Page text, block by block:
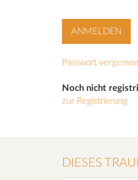
Passwort
Noch nicht
zur Registrierung
DIESES